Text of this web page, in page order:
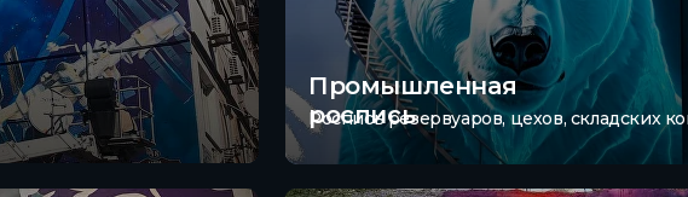
Роспись резервуаров, цехов, складских
Промышленная
роспись